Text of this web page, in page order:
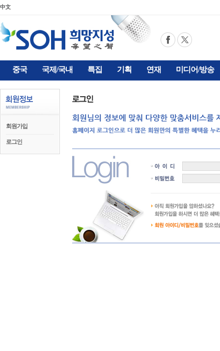
中文
중국 국제/국내 특집 기획 연재 미디어/방송
회원가입
로그인